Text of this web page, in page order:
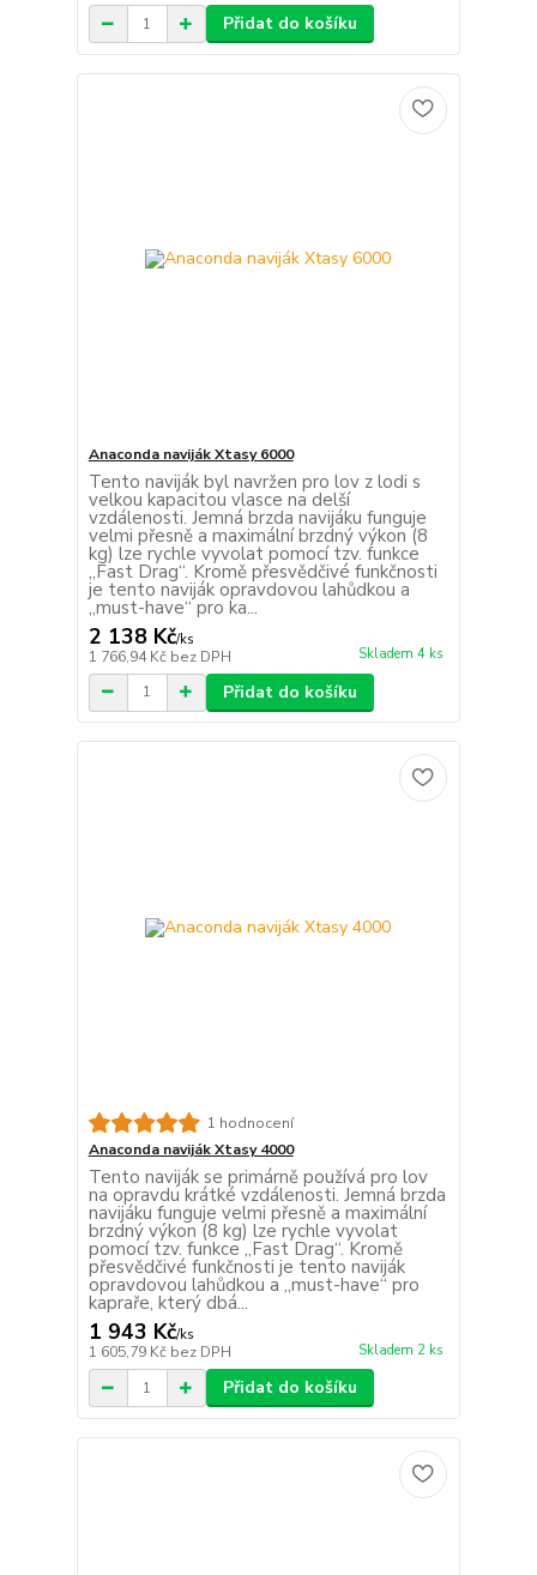
Přidat do košíku
Anaconda naviják Xtasy 6000
Tento naviják byl navržen pro lov z lodi s
velkou kapacitou vlasce na delší
vzdálenosti. Jemná brzda navijáku funguje
velmi přesně a maximální brzdný výkon (8
kg) lze rychle vyvolat pomocí tzv. funkce
„Fast Drag“. Kromě přesvědčivé funkčnosti
je tento naviják opravdovou lahůdkou a
„must-have“ pro ka...
2 138 Kč/ks
1 766,94 Kč bez DPH Skladem 4 ks
Přidat do košíku
1 hodnocení
Anaconda naviják Xtasy 4000
Tento naviják se primárně používá pro lov
na opravdu krátké vzdálenosti. Jemná brzda
navijáku funguje velmi přesně a maximální
brzdný výkon (8 kg) lze rychle vyvolat
pomocí tzv. funkce „Fast Drag“. Kromě
přesvědčivé funkčnosti je tento naviják
opravdovou lahůdkou a „must-have“ pro
kapraře, který dbá...
1 943 Kč/ks
1 605,79 Kč bez DPH Skladem 2 ks
Přidat do košíku